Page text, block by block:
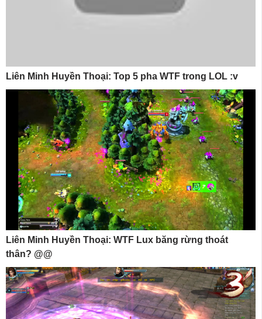
Liên Minh Huyền Thoại: Top 5 pha WTF trong LOL :v
Liên Minh Huyền Thoại: WTF Lux băng rừng thoát
thân? @@